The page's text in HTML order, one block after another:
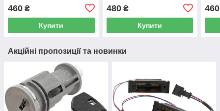
460 ₴
Купити
480₴
Купити
460
Акційні пропозиції та новинки